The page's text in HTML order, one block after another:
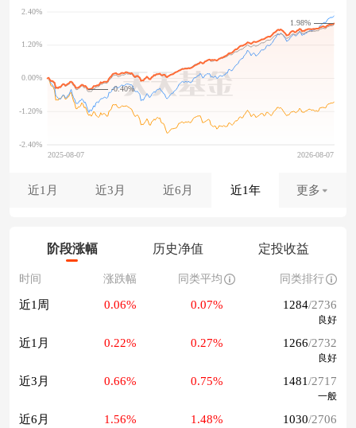
-0.40%
1.98%
近1月 近3月 近6月 近1年 更多
阶段涨幅 历史净值 定投收益
时间 涨跌幅 同类平均 同类排行
近1周 0.06% 0.07% 1284/2736
良好
近1月 0.22% 0.27% 1266/2732
良好
近3月 0.66% 0.75% 1481/2717
一般
近6月 1.56% 1.48% 1030/2706